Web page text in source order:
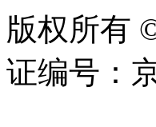
版权所有
证编号：